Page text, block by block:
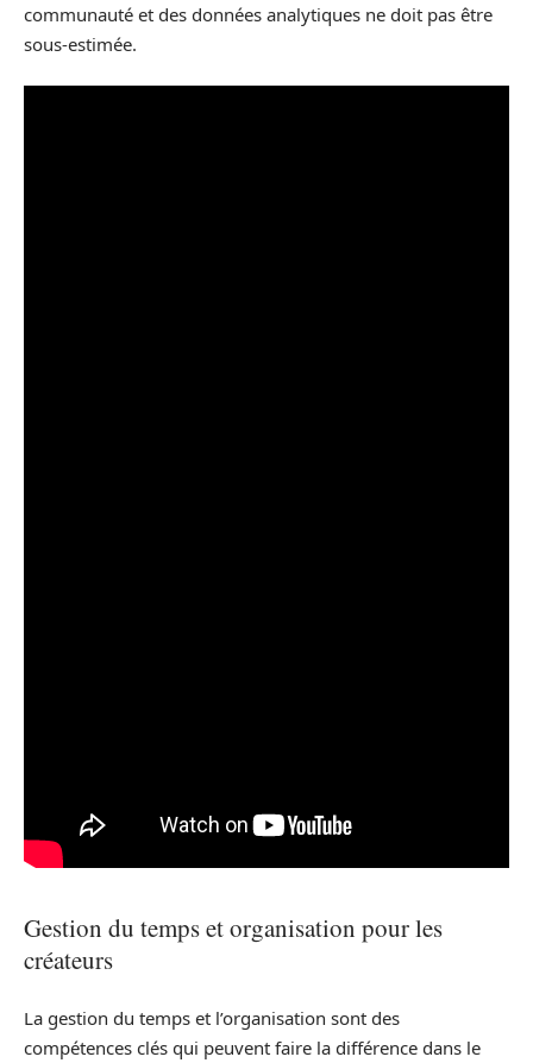
communauté et des données analytiques ne doit pas être
sous-estimée.
Gestion du temps et organisation pour les
créateurs
La gestion du temps et l’organisation sont des
compétences clés qui peuvent faire la différence dans le